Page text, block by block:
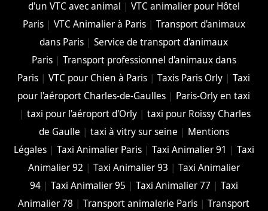
d'un VTC avec animal | VTC animalier pour Hôtel
Paris| VTC Animalier à Paris| Transport d'animaux
dans Paris |Service de transport d'animaux
Paris| Transport professionnel d'animaux dans
Paris |VTC pour Chien à Paris |Taxis Paris Orly |Taxi
pour l'aéroport Charles-de-Gaulles | Paris-Orly en taxi
|taxi pour l'aéroport d'Orly |taxi pour Roissy Charles
de Gaulle | taxi à vitry sur seine | Mentions
Légales| Taxi Animalier Paris| Taxi Animalier 91 | Taxi
Animalier 92 | Taxi Animalier 93 | Taxi Animalier
94| Taxi Animalier 95 | Taxi Animalier 77 | Taxi
Animalier 78 |Transport animalerie Paris |Transport